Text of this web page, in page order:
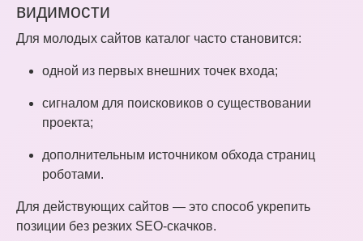
видимости
Для молодых сайтов каталог часто становится:
одной из первых внешних точек входа;
сигналом для поисковиков о существовании
проекта;
дополнительным источником обхода страниц
роботами.
Для действующих сайтов — это способ укрепить
позиции без резких SEO-скачков.